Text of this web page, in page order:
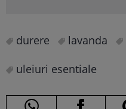
durere lavanda
uleiuri esentiale